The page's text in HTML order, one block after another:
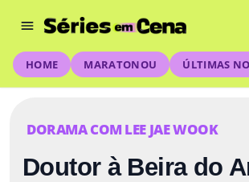
HOME MARATONOU ÚLTIMAS
DORAMA COM LEE JAE WOOK
Doutor à Beira do